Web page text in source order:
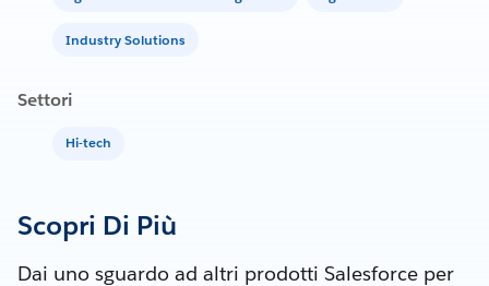
Industry Solutions
Settori
Hi-tech
Scopri Di Più
Dai uno sguardo ad altri prodotti Salesforce per